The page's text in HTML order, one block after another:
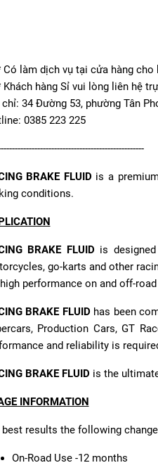
Có làm dịch vụ tại cửa hàng cho
Khách hàng Sỉ vui lòng liên hệ
34 Đường 53, phường Tân
0385 223 225
BRAKE FLUIDis a
conditions.
BRAKE FLUIDis designed
go-karts and other
performance on and off-
BRAKE FLUIDhas been
Production Cars, GT
and reliability is
BRAKE FLUIDis the ultimate
INFORMATION
best results the following
On-Road Use -12 months